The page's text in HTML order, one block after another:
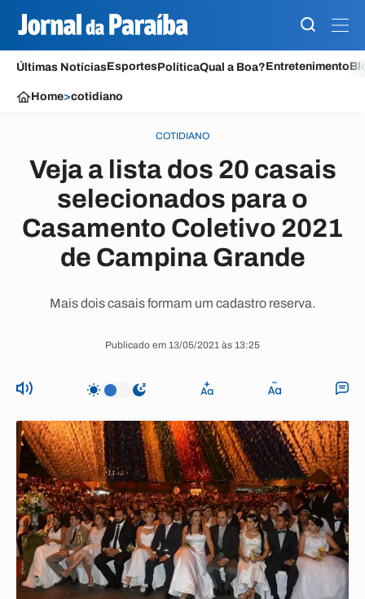
Últimas NotíciasEsportesPolíticaQual a Boa?Entretenimento
Home>cotidiano
COTIDIANO
Veja a lista dos 20 casais
selecionados para o
Casamento Coletivo 2021
de Campina Grande
Mais dois casais formam um cadastro reserva.
Publicado em 13/05/2021 às 13:25